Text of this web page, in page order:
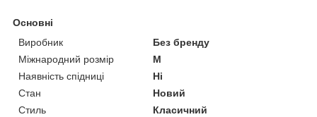
Основні
Виробник
Без бренду
Міжнародний розмір
M
Наявність спідниці
Ні
Стан
Новий
Стиль
Класичний